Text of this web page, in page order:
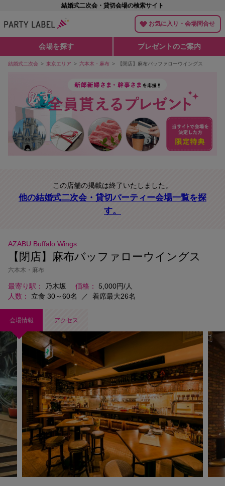
結婚式二次会・貸切会場の検索サイト
お気に入り・会場問合せ
会場を探す プレゼントのご案内
結婚式二次会 東京エリア 六本木・麻布 【閉店】麻布バッファローウイングス
この店舗の掲載は終了いたしました。
他の結婚式二次会・貸切パーティー会場一覧を探
す。
AZABU Buffalo Wings
【閉店】麻布バッファローウイングス
六本木・麻布
最寄り駅 乃木坂 価格
5,000円/人
人数
立食 30～60名 ／ 着席最大26名
会場情報 アクセス